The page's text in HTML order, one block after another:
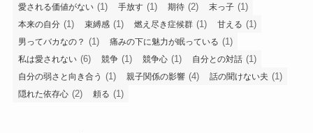
愛される価値がない (1) 手放す (1) 期待 (2) 末っ子 (1)
本来の自分 (1) 束縛感 (1) 燃え尽き症候群 (1) 甘える (1)
男ってバカなの？ (1) 痛みの下に魅力が眠っている (1)
私は愛されない (6) 競争 (1) 競争心 (1) 自分との対話 (1)
自分の弱さと向き合う (1) 親子関係の影響 (4) 話の聞けない夫 (1)
隠れた依存心 (2) 頼る (1)